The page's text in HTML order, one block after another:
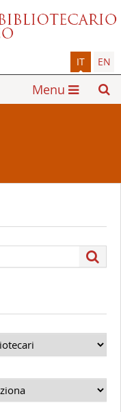
IT EN
Menu